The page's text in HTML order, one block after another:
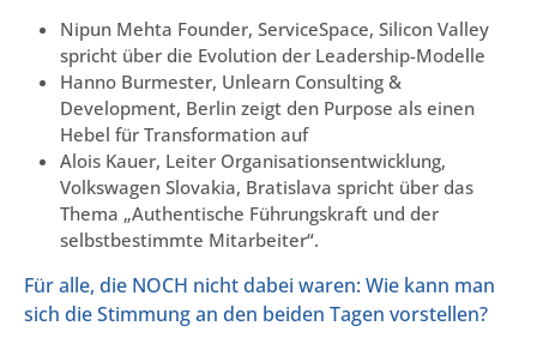
Nipun Mehta Founder, ServiceSpace, Silicon Valley
spricht über die Evolution der Leadership-Modelle
Hanno Burmester, Unlearn Consulting &
Development, Berlin zeigt den Purpose als einen
Hebel für Transformation auf
Alois Kauer, Leiter Organisationsentwicklung,
Volkswagen Slovakia, Bratislava spricht über das
Thema „Authentische Führungskraft und der
selbstbestimmte Mitarbeiter“.
Für alle, die NOCH nicht dabei waren: Wie kann man
sich die Stimmung an den beiden Tagen vorstellen?